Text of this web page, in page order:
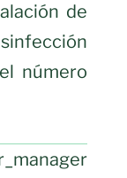
de
número